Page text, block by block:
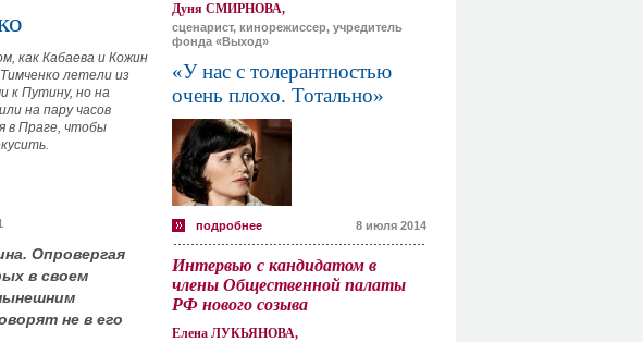
как Кабаева и Кожин
летели из
к Путину, но на
на пару часов
в Праге, чтобы
Опровергая
в своем
не в его
Дуня СМИРНОВА,
сценарист, кинорежиссер, учредитель
фонда «Выход»
«У нас с толерантностью
очень плохо. Тотально»
подробнее 8 июля 2014
Интервью с кандидатом в
члены Общественной палаты
РФ нового созыва
Елена ЛУКЬЯНОВА,